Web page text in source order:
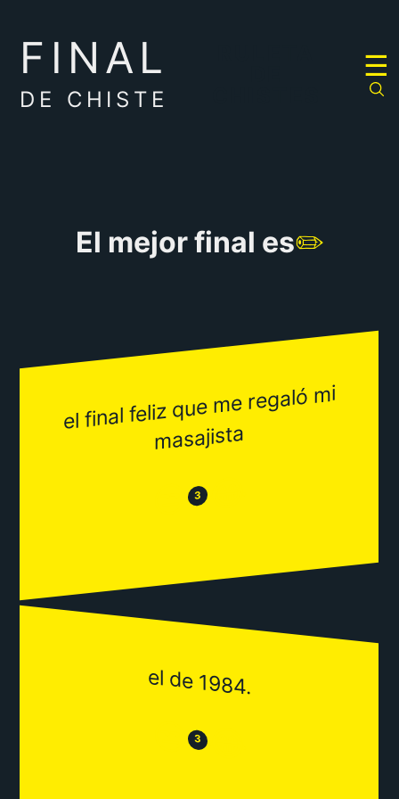
FINAL
DE CHISTE
☰
El mejor final es✏️
el final feliz que
me regaló
mi
masajista
😒 3 😂
el de 1984.
😒 3 😂